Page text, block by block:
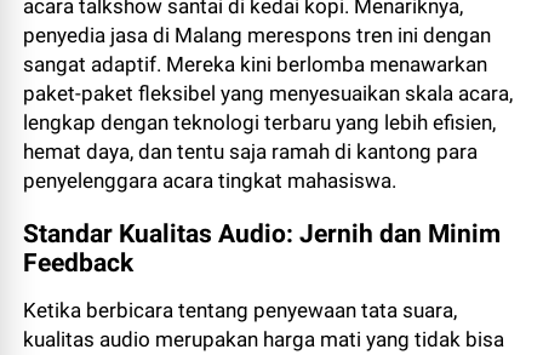
acara talkshow santai di kedai kopi. Menariknya,
penyedia jasa di Malang merespons tren ini dengan
sangat adaptif. Mereka kini berlomba menawarkan
paket-paket fleksibel yang menyesuaikan skala acara,
lengkap dengan teknologi terbaru yang lebih efisien,
hemat daya, dan tentu saja ramah di kantong para
penyelenggara acara tingkat mahasiswa.
Standar Kualitas Audio: Jernih dan Minim
Feedback
Ketika berbicara tentang penyewaan tata suara,
kualitas audio merupakan harga mati yang tidak bisa